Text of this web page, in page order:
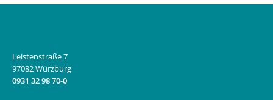
Leistenstraße 7
97082 Würzburg
0931 32 98 70-0